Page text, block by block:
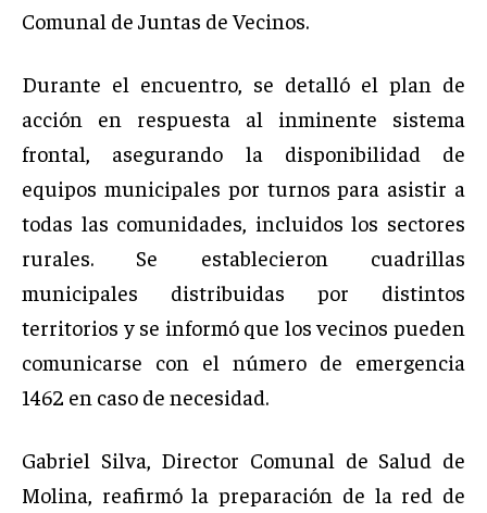
Comunal de Juntas de Vecinos.
Durante el encuentro, se detalló el plan de
acción en respuesta al inminente sistema
frontal, asegurando la disponibilidad de
equipos municipales por turnos para asistir a
todas las comunidades, incluidos los sectores
rurales. Se establecieron cuadrillas
municipales distribuidas por distintos
territorios y se informó que los vecinos pueden
comunicarse con el número de emergencia
1462 en caso de necesidad.
Gabriel Silva, Director Comunal de Salud de
Molina, reafirmó la preparación de la red de